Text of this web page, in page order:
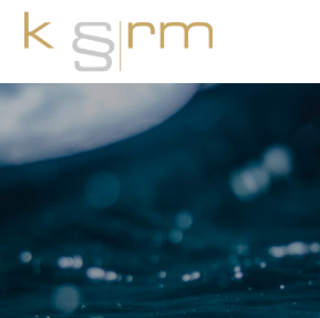
Kontakt
krm Information Governance